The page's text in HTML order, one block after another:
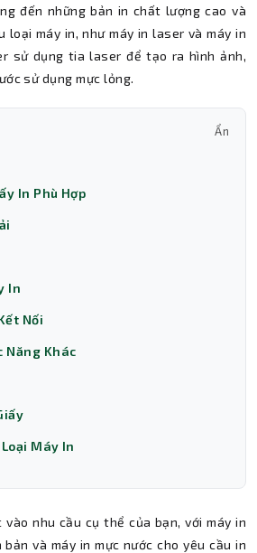
đến những bản in chất lượng cao và
loại máy in, như máy in laser và máy in
sử dụng tia laser để tạo ra hình ảnh,
sử dụng mực lỏng.
Ẩn
In Phù Hợp
In
Nối
Năng Khác
Máy In
nhu cầu cụ thể của bạn, với máy in
và máy in mực nước cho yêu cầu in